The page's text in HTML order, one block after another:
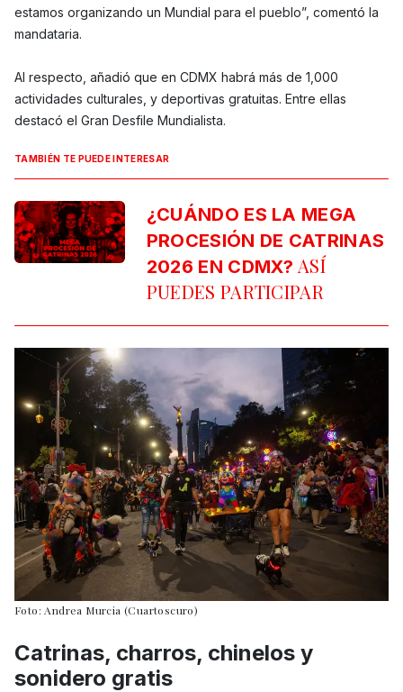
estamos organizando un Mundial para el pueblo”, comentó la
mandataria.
Al respecto, añadió que en CDMX habrá más de 1,000
actividades culturales, y deportivas gratuitas. Entre ellas
destacó el Gran Desfile Mundialista.
TAMBIÉN TE PUEDE INTERESAR
¿CUÁNDO ES LA MEGA
PROCESIÓN DE CATRINAS
2026 EN CDMX? ASÍ
PUEDES PARTICIPAR
Foto: Andrea Murcia (Cuartoscuro)
Catrinas, charros, chinelos y
sonidero gratis